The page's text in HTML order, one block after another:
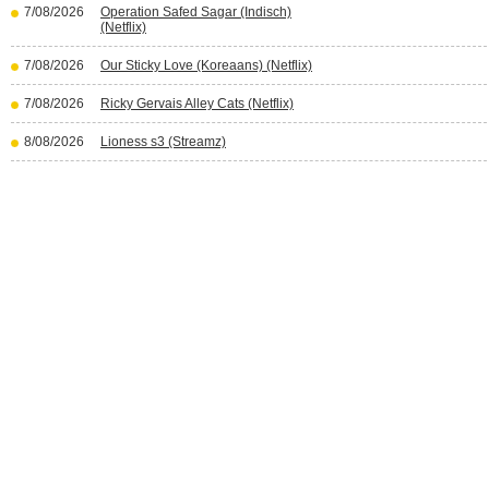
7/08/2026
Operation Safed Sagar (Indisch)
(Netflix)
7/08/2026 Our Sticky Love (Koreaans) (Netflix)
7/08/2026 Ricky Gervais Alley Cats (Netflix)
8/08/2026 Lioness s3 (Streamz)